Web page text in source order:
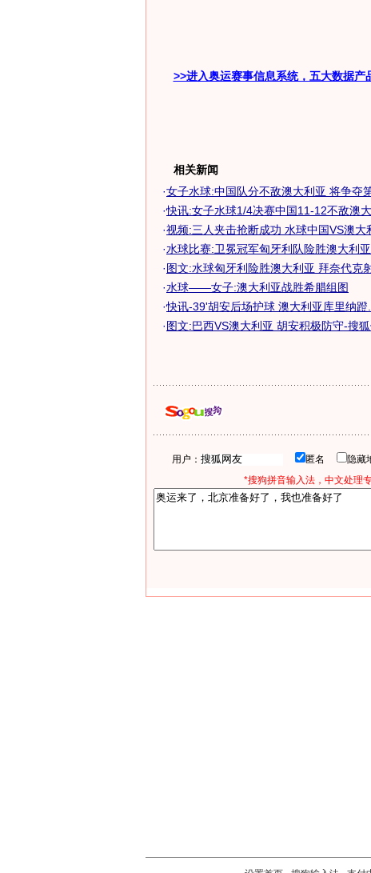
>>进入奥运赛事信息系统，五大数据产
相关新闻
·女子水球:中国队分不敌澳大利亚 将争夺
·快讯:女子水球1/4决赛中国11-12不敌澳
·视频:三人夹击抢断成功 水球中国VS澳大
·水球比赛:卫冕冠军匈牙利队险胜澳大利
·图文:水球匈牙利险胜澳大利亚 拜奈代克
·水球——女子:澳大利亚战胜希腊组图
·快讯-39'胡安后场护球 澳大利亚库里纳蹬...
·图文:巴西VS澳大利亚 胡安积极防守-搜
用户： 匿名 隐藏
*搜狗拼音输入法，中文处理